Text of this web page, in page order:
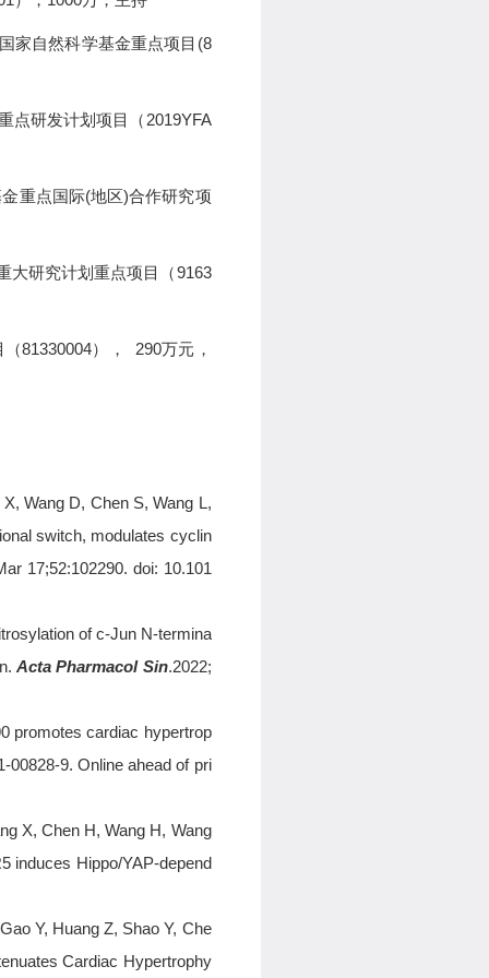
国家自然科学基金重点项目 (8
点研发计划项目 （ 2019YFA
重点国际(地区)合作研究项
大研究计划重点项目（9163
（81330004） ， 290万元 ，
Wang D, Chen S, Wang L,
switch, modulates cyclin
17;52:102290. doi: 10.101
of c-Jun N-termina
Acta Pharmacol Sin.2022;
promotes cardiac hypertrop
00828-9. Online ahead of pri
X, Chen H, Wang H, Wang
induces Hippo/YAP-depend
Y, Huang Z, Shao Y, Che
Cardiac Hypertrophy